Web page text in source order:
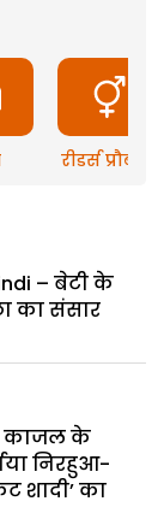
रीडर्स प्रौब्लम
– बेटी के
का संसार
काजल के
निरहुआ-
शादी’ का